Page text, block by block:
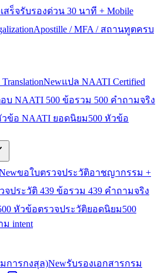
สร็จรับรองด่วน 30 นาที + Mobile
Apostille / MFA / สถานทูตครบ
Newแปล NAATI Certified
บ NAATI 500 ข้อรวม 500 คำถามจริง
วข้อ NAATI ยอดนิยม500 หัวข้อ
ขอใบตรวจประวัติอาชญากรรม +
จประวัติ 439 ข้อรวม 439 คำถามจริง
หัวข้อตรวจประวัติยอดนิยม500
intent
การกงสุล)Newรับรองเอกสารกรม